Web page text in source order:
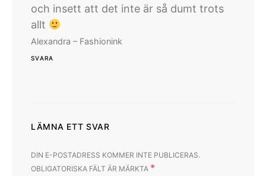
och insett att det inte är så dumt trots
allt
Alexandra – Fashionink
SVARA
LÄMNA ETT SVAR
DIN E-POSTADRESS KOMMER INTE PUBLICERAS.
OBLIGATORISKA FÄLT ÄR MÄRKTA *